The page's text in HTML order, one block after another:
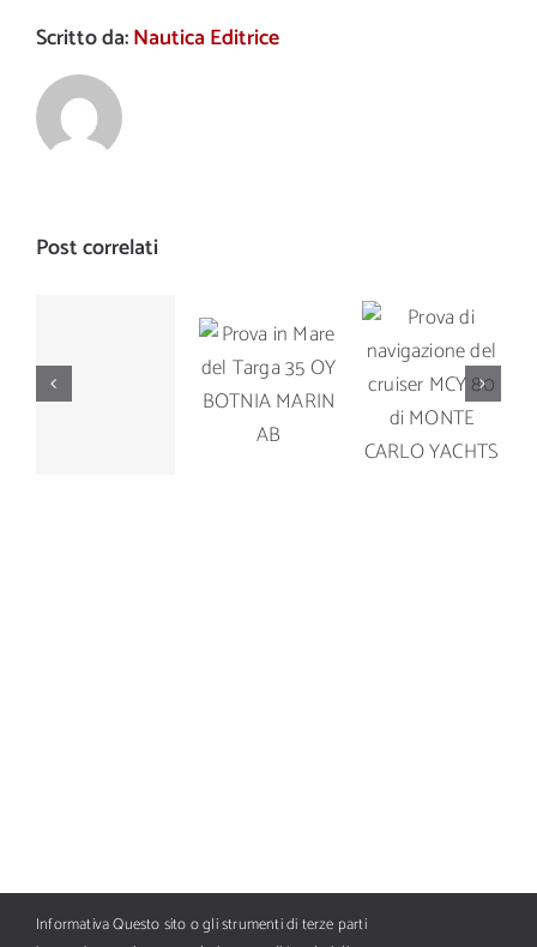
Scritto da:Nautica Editrice
Post correlati
Prova di
navigazione
Prova in
Mare del
Targa 35
OY
BOTNIA
navigazione
del cruiser
MCY 80 di
CARLO
Informativa Questo sito o gli strumenti di terze parti